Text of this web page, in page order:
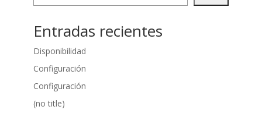
Entradas recientes
Disponibilidad
Configuración
Configuración
(no title)